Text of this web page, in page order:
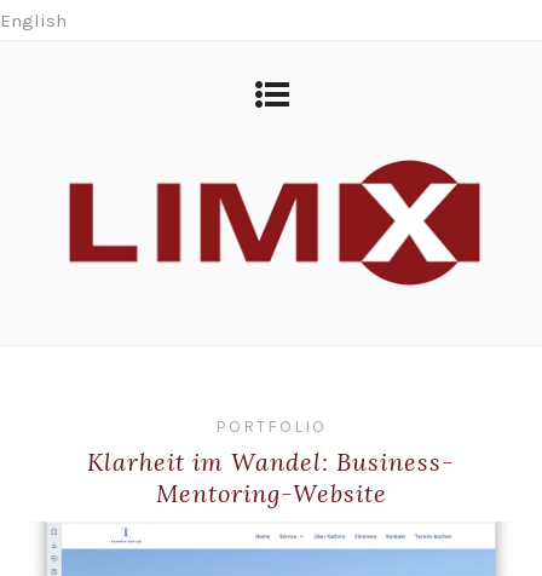
English
PORTFOLIO
Klarheit im Wandel: Business-
Mentoring-Website